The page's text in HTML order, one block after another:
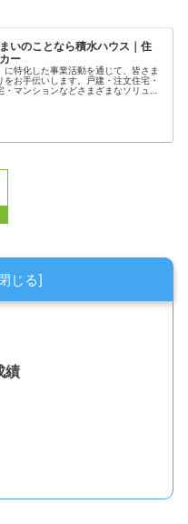
まいのことなら積水ハウス｜住
ー
に特化した事業活動を通じて、皆さま
をお手伝いします。戸建・注文住宅・
・マンションなどさまざまなソリュー
績